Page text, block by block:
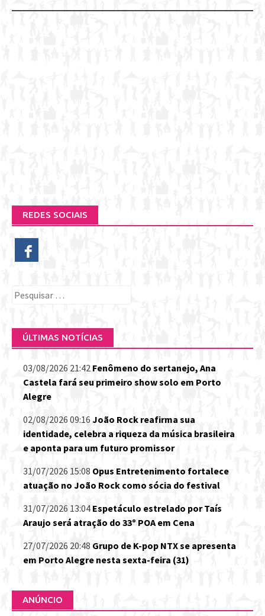
REDES SOCIAIS
Pesquisar
ÚLTIMAS NOTÍCIAS
03/08/2026 21:42 Fenômeno do sertanejo, Ana
Castela fará seu primeiro show solo em Porto
Alegre
02/08/2026 09:16 João Rock reafirma sua
identidade, celebra a riqueza da música brasileira
e aponta para um futuro promissor
31/07/2026 15:08 Opus Entretenimento fortalece
atuação no João Rock como sócia do festival
31/07/2026 13:04 Espetáculo estrelado por Taís
Araujo será atração do 33º POA em Cena
27/07/2026 20:48 Grupo de K-pop NTX se apresenta
em Porto Alegre nesta sexta-feira (31)
ANÚNCIO